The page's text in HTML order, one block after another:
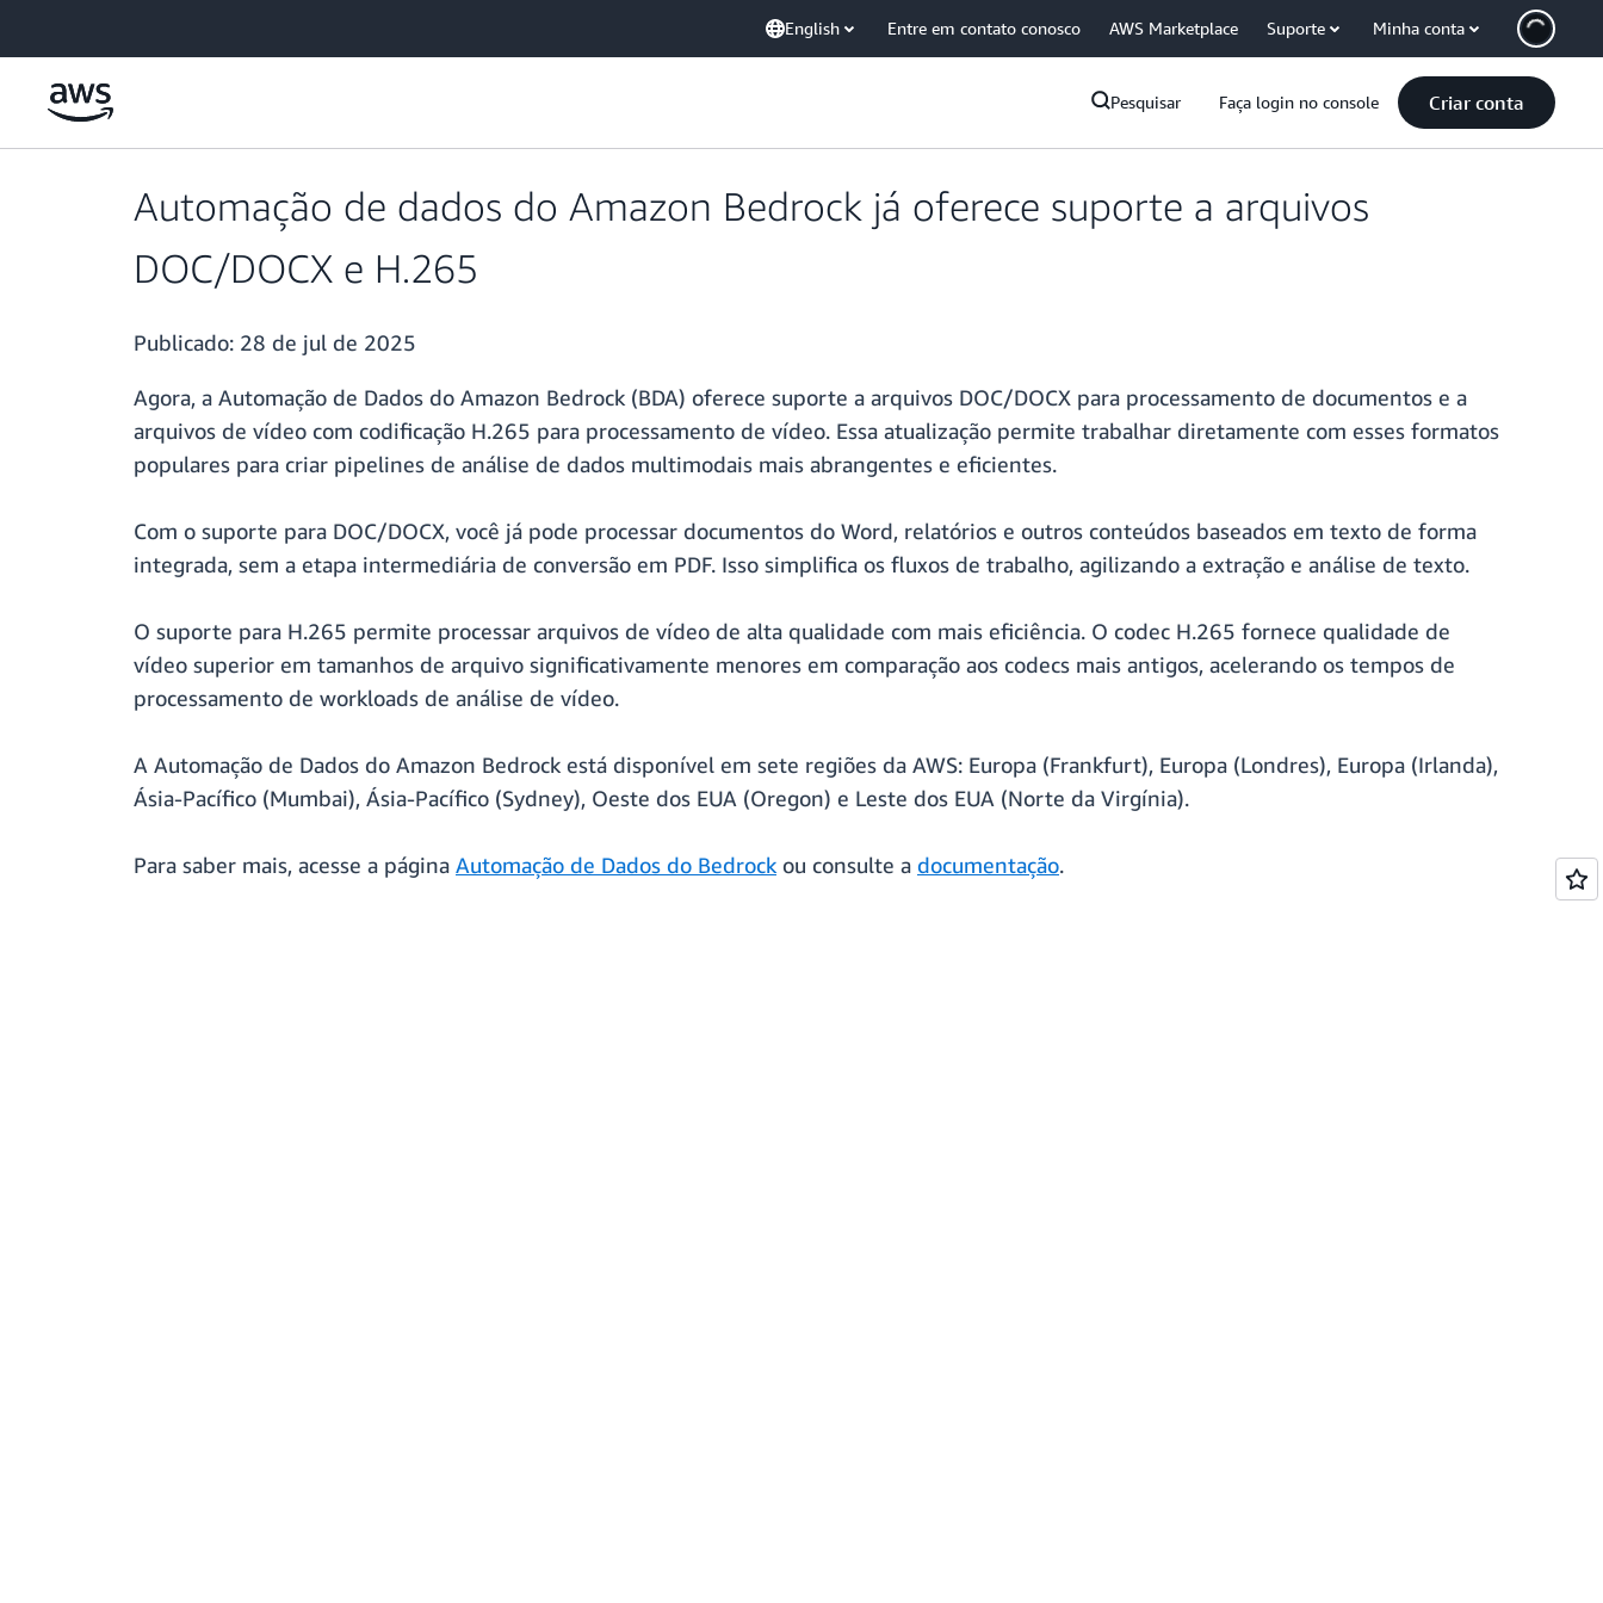
English Entre em contato conosco AWS Marketplace Suporte Minha conta
Pesquisar Faça login no console Criar conta
Automação de dados do Amazon Bedrock já oferece suporte a arquivos
DOC/DOCX e H.265
Publicado: 28 de jul de 2025
Agora, a Automação de Dados do Amazon Bedrock (BDA) oferece suporte a arquivos DOC/DOCX para processamento de documentos e a
arquivos de vídeo com codificação H.265 para processamento de vídeo. Essa atualização permite trabalhar diretamente com esses formatos
populares para criar pipelines de análise de dados multimodais mais abrangentes e eficientes.
Com o suporte para DOC/DOCX, você já pode processar documentos do Word, relatórios e outros conteúdos baseados em texto de forma
integrada, sem a etapa intermediária de conversão em PDF. Isso simplifica os fluxos de trabalho, agilizando a extração e análise de texto.
O suporte para H.265 permite processar arquivos de vídeo de alta qualidade com mais eficiência. O codec H.265 fornece qualidade de
vídeo superior em tamanhos de arquivo significativamente menores em comparação aos codecs mais antigos, acelerando os tempos de
processamento de workloads de análise de vídeo.
A Automação de Dados do Amazon Bedrock está disponível em sete regiões da AWS: Europa (Frankfurt), Europa (Londres), Europa (Irlanda),
Ásia-Pacífico (Mumbai), Ásia-Pacífico (Sydney), Oeste dos EUA (Oregon) e Leste dos EUA (Norte da Virgínia).
Para saber mais, acesse a página Automação de Dados do Bedrock ou consulte a documentação.